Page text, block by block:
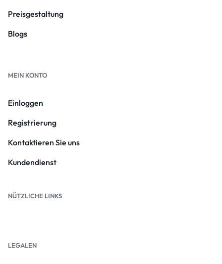
Preisgestaltung
Blogs
MEIN KONTO
Einloggen
Registrierung
Kontaktieren Sie uns
Kundendienst
NÜTZLICHE LINKS
LEGALEN